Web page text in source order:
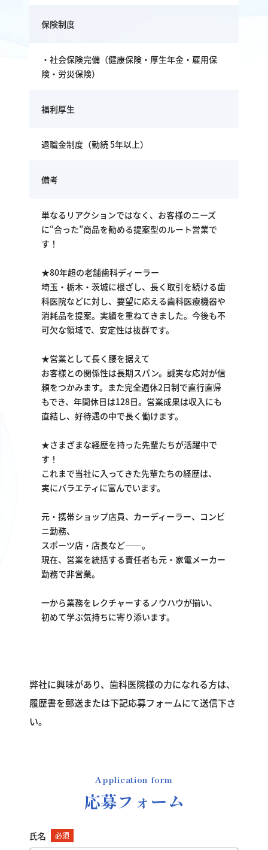
保険制度
・社会保険完備（健康保険・厚生年金・雇用保
険・労災保険）
福利厚生
退職金制度（勤続 5年以上）
備考
単なるリアクションではなく、お客様のニーズ
に“合った”商品を勧める提案型のルート営業で
す！
★80年超の老舗歯科ディーラー
埼玉・栃木・茨城に根ざし、長く取引を続ける歯
科医院などに対し、要望に応える歯科医療機器や
消耗品を提案。実績を重ねてきました。今後も不
可欠な領域で、安定性は抜群です。
★営業として長く腰を据えて
お客様との関係性は長期スパン。誠実な応対が信
頼をつかみます。また完全週休2日制で直行直帰
もでき、年間休日は128日。営業成果は収入にも
直結し、好待遇の中で長く働けます。
★さまざまな経歴を持った先輩たちが活躍中で
す！
これまで当社に入ってきた先輩たちの経歴は、
実にバラエティに富んでいます。
元・携帯ショップ店員、カーディーラー、コンビ
ニ勤務、
スポーツ店・店長など――。
現在、営業を統括する責任者も元・家電メーカー
勤務で非営業。
一から業務をレクチャーするノウハウが揃い、
初めて学ぶ気持ちに寄り添います。
弊社に興味があり、歯科医院様の力になれる方は、
履歴書を郵送または下記応募フォームにて送信下さ
い。
Application form
応募フォーム
氏名 必須